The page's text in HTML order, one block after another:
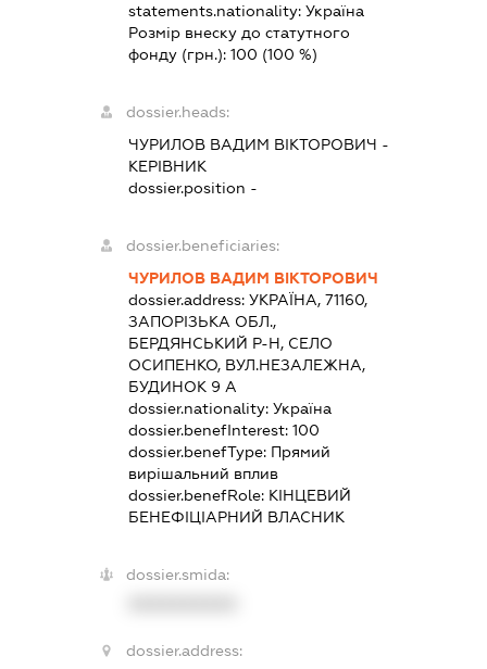
statements.nationality: Україна
Розмір внеску до статутного
фонду (грн.): 100 (100 %)
dossier.heads:
ЧУРИЛОВ ВАДИМ ВІКТОРОВИЧ -
КЕРІВНИК
dossier.position -
dossier.beneficiaries:
ЧУРИЛОВ ВАДИМ ВІКТОРОВИЧ
dossier.address: УКРАЇНА, 71160,
ЗАПОРІЗЬКА ОБЛ.,
БЕРДЯНСЬКИЙ Р-Н, СЕЛО
ОСИПЕНКО, ВУЛ.НЕЗАЛЕЖНА,
БУДИНОК 9 А
dossier.nationality: Україна
dossier.benefInterest: 100
dossier.benefType: Прямий
вирішальний вплив
dossier.benefRole: КІНЦЕВИЙ
БЕНЕФІЦІАРНИЙ ВЛАСНИК
dossier.smida:
dossier.address: